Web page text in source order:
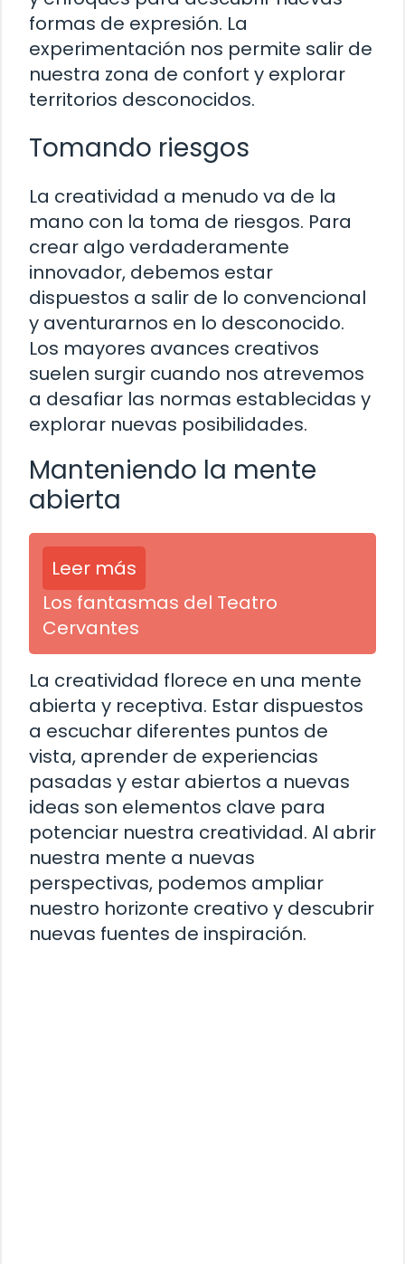
formas de expresión. La
experimentación nos permite salir de
nuestra zona de confort y explorar
territorios desconocidos.
Tomando riesgos
La creatividad a menudo va de la
mano con la toma de riesgos. Para
crear algo verdaderamente
innovador, debemos estar
dispuestos a salir de lo convencional
y aventurarnos en lo desconocido.
Los mayores avances creativos
suelen surgir cuando nos atrevemos
a desafiar las normas establecidas y
explorar nuevas posibilidades.
Manteniendo la mente
abierta
Leer más
Los fantasmas del Teatro
Cervantes
La creatividad florece en una mente
abierta y receptiva. Estar dispuestos
a escuchar diferentes puntos de
vista, aprender de experiencias
pasadas y estar abiertos a nuevas
ideas son elementos clave para
potenciar nuestra creatividad. Al abrir
nuestra mente a nuevas
perspectivas, podemos ampliar
nuestro horizonte creativo y descubrir
nuevas fuentes de inspiración.